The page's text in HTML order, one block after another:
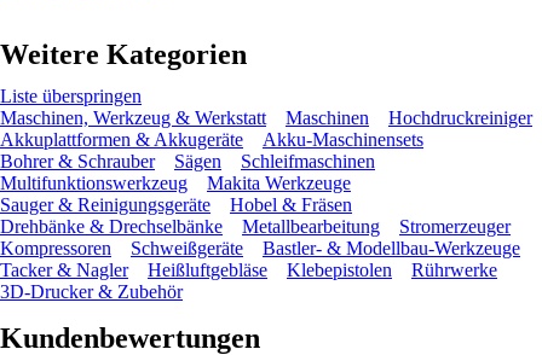
Weitere Kategorien
Liste überspringen
Maschinen, Werkzeug & Werkstatt
Maschinen
Hochdruckreiniger
Akkuplattformen & Akkugeräte
Akku-Maschinensets
Bohrer & Schrauber
Sägen
Schleifmaschinen
Multifunktionswerkzeug
Makita Werkzeuge
Sauger & Reinigungsgeräte
Hobel & Fräsen
Drehbänke & Drechselbänke
Metallbearbeitung
Stromerzeuger
Kompressoren
Schweißgeräte
Bastler- & Modellbau-Werkzeuge
Tacker & Nagler
Heißluftgebläse Klebepistolen
Rührwerke
3D-Drucker & Zubehör
Kundenbewertungen